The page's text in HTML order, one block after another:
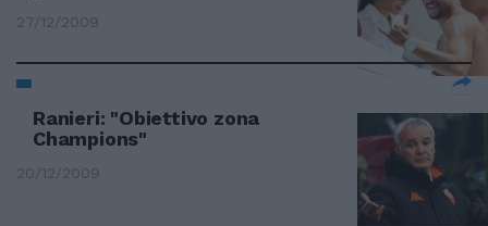
27/12/2009
Ranieri: "Obiettivo zona
Champions"
20/12/2009